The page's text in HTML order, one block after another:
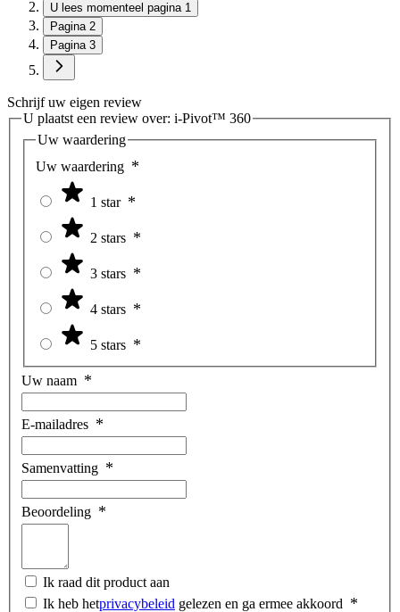
U lees momenteel pagina 1
Pagina 2
Pagina 3
Schrijf uw eigen review
U plaatst een review over: i-Pivot™ 360
Uw waardering
Uw waardering
1 star
2 stars
3 stars
4 stars
5 stars
Uw naam
E-mailadres
Samenvatting
Beoordeling
Ik raad dit product aan
Ik heb hetprivacybeleid gelezen en ga ermee akkoord